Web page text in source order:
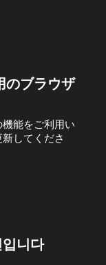
のブラウザ
能をご利用い
してくださ
니다